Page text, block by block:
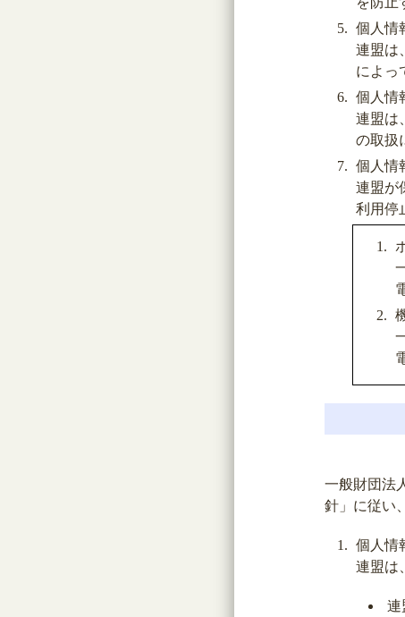
個人情
連盟は
によっ
個人情
連盟は
の取扱
個人情
連盟が
利用停
一般財団法
針」に従い
個人情
連盟は
連